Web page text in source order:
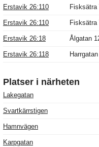
Erstavik 26:110 Fisksätra
Erstavik 26:110 Fisksätra
Erstavik 26:18 Ålgatan
Erstavik 26:118
Platser i närheten
Lakegatan
Svartkärrstigen
Hamnvägen
Karpgatan